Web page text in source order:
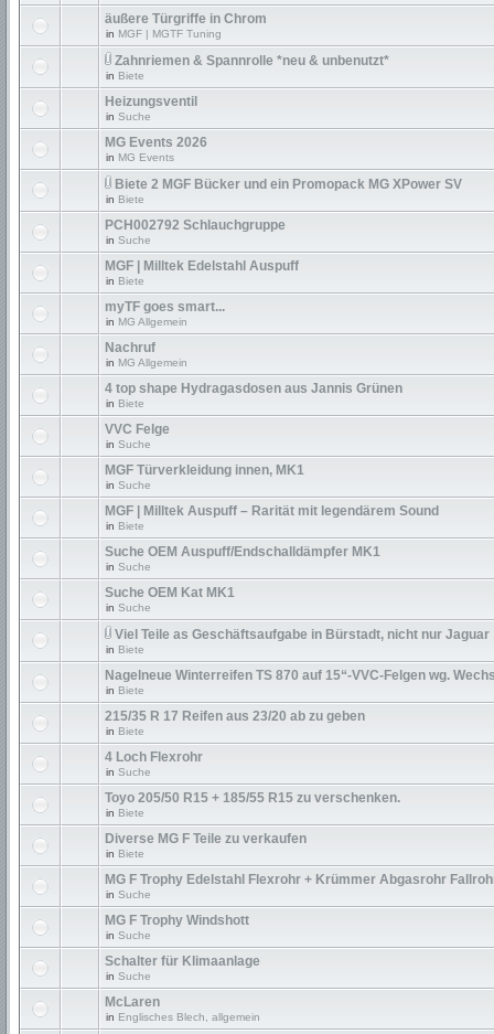
äußere Türgriffe in Chrom
in MGF | MGTF Tuning
Zahnriemen & Spannrolle *neu & unbenutzt*
in Biete
Heizungsventil
in Suche
MG Events 2026
in MG Events
Biete 2 MGF Bücker und ein Promopack MG XPower SV
in Biete
PCH002792 Schlauchgruppe
in Suche
MGF | Milltek Edelstahl Auspuff
in Biete
myTF goes smart...
in MG Allgemein
Nachruf
in MG Allgemein
4 top shape Hydragasdosen aus Jannis Grünen
in Biete
VVC Felge
in Suche
MGF Türverkleidung innen, MK1
in Suche
MGF | Milltek Auspuff – Rarität mit legendärem Sound
in Biete
Suche OEM Auspuff/Endschalldämpfer MK1
in Suche
Suche OEM Kat MK1
in Suche
Viel Teile as Geschäftsaufgabe in Bürstadt, nicht nur Jaguar
in Biete
Nagelneue Winterreifen TS 870 auf 15“-VVC-Felgen wg.
in Biete
215/35 R 17 Reifen aus 23/20 ab zu geben
in Biete
4 Loch Flexrohr
in Suche
Toyo 205/50 R15 + 185/55 R15 zu verschenken.
in Biete
Diverse MG F Teile zu verkaufen
in Biete
MG F Trophy Edelstahl Flexrohr + Krümmer Abgasrohr
in Suche
MG F Trophy Windshott
in Suche
Schalter für Klimaanlage
in Suche
McLaren
in Englisches Blech, allgemein